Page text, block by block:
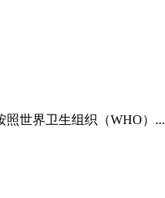
世界卫生组织（WHO）...